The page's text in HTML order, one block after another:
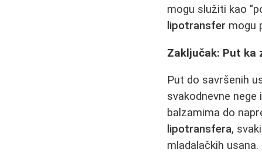
mogu služiti kao
lipotransfer mogu
Zaključak: Put ka
Put do savršenih
svakodnevne
balzamima do
lipotransfera,
mladalačkih usana.